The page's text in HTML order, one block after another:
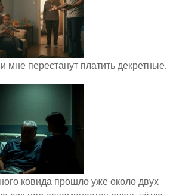
мне перестанут платить декретные.
ковида прошло уже около двух